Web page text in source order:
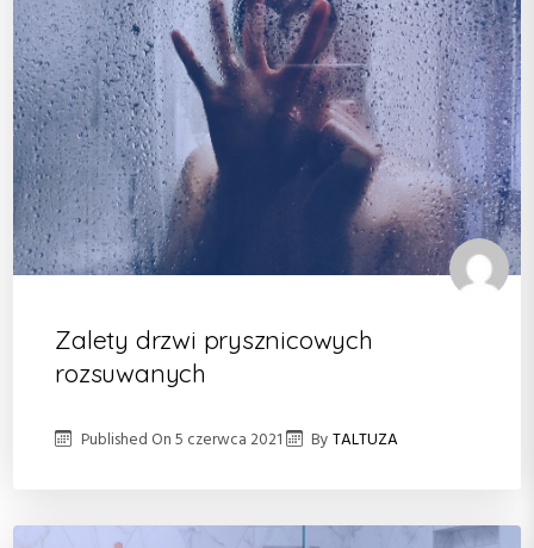
Zalety drzwi prysznicowych
rozsuwanych
Published On5 czerwca 2021 ByTALTUZA